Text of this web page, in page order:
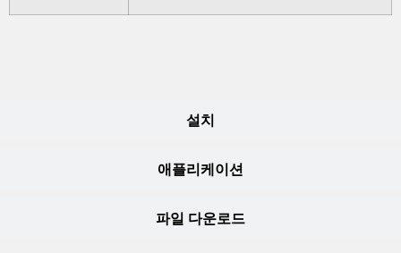
설치
애플리케이션
파일 다운로드